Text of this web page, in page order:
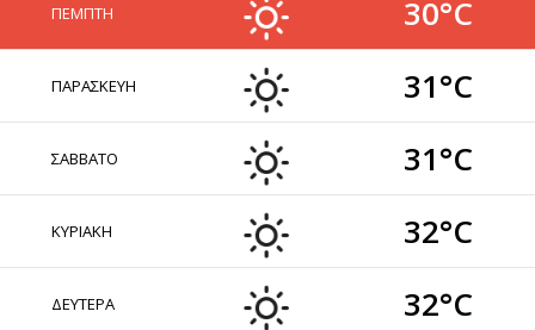
ΠΕΜΠΤΗ 30°C
ΠΑΡΑΣΚΕΥΗ 31°C
ΣΑΒΒΑΤΟ 31°C
ΚΥΡΙΑΚΗ 32°C
ΔΕΥΤΕΡΑ 32°C